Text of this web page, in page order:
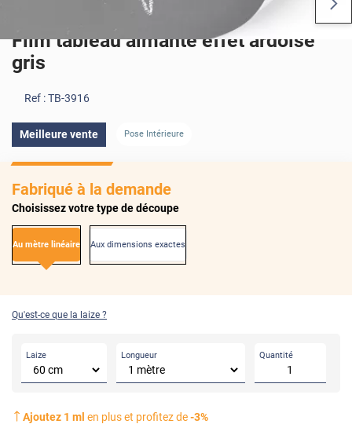
Film tableau aimanté effet ardoise
gris
Ref :TB-3916
Meilleure vente Pose Intérieure
Fabriqué à la demande
Choisissez votre type de découpe
Au mètre linéaire Aux dimensions exactes
Qu'est-ce que la laize ?
Laize Longueur Quantité
Ajoutez 1 ml en plus et profitez de-3%